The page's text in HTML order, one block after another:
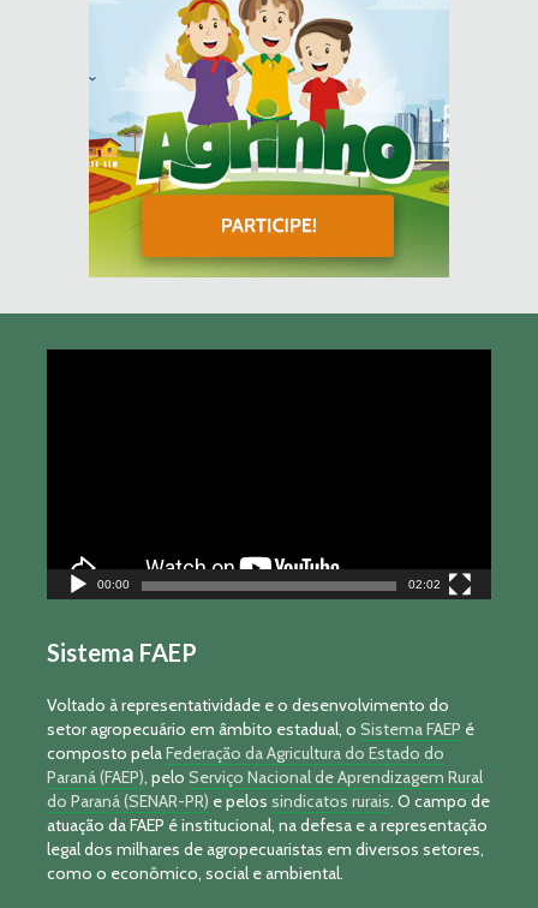
00:00 02:02
Sistema FAEP
Voltado à representatividade e o desenvolvimento do
setor agropecuário em âmbito estadual, o Sistema FAEP é
composto pelaFederação da Agricultura do Estado do
Paraná (FAEP), pelo Serviço Nacional de Aprendizagem Rural
do Paraná (SENAR-PR) e pelos sindicatos rurais. O campo de
atuação da FAEP é institucional, na defesa e a representação
legal dos milhares de agropecuaristas em diversos setores,
como o econômico, social e ambiental.